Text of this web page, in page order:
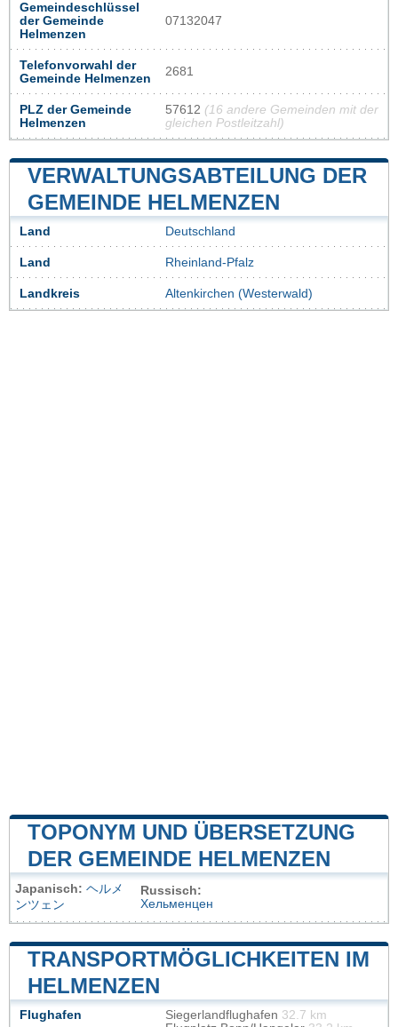
Gemeindeschlüssel
der Gemeinde
Helmenzen
07132047
Telefonvorwahl der
Gemeinde Helmenzen
2681
PLZ der Gemeinde
Helmenzen
57612 (16 andere Gemeinden mit der
gleichen Postleitzahl)
VERWALTUNGSABTEILUNG DER
GEMEINDE HELMENZEN
Land Deutschland
Land Rheinland-Pfalz
Landkreis Altenkirchen (Westerwald)
TOPONYM UND ÜBERSETZUNG
DER GEMEINDE HELMENZEN
Japanisch: ヘルメ
ンツェン
Russisch:
Хельменцен
TRANSPORTMÖGLICHKEITEN IM
HELMENZEN
Flughafen Siegerlandflughafen 32.7 km